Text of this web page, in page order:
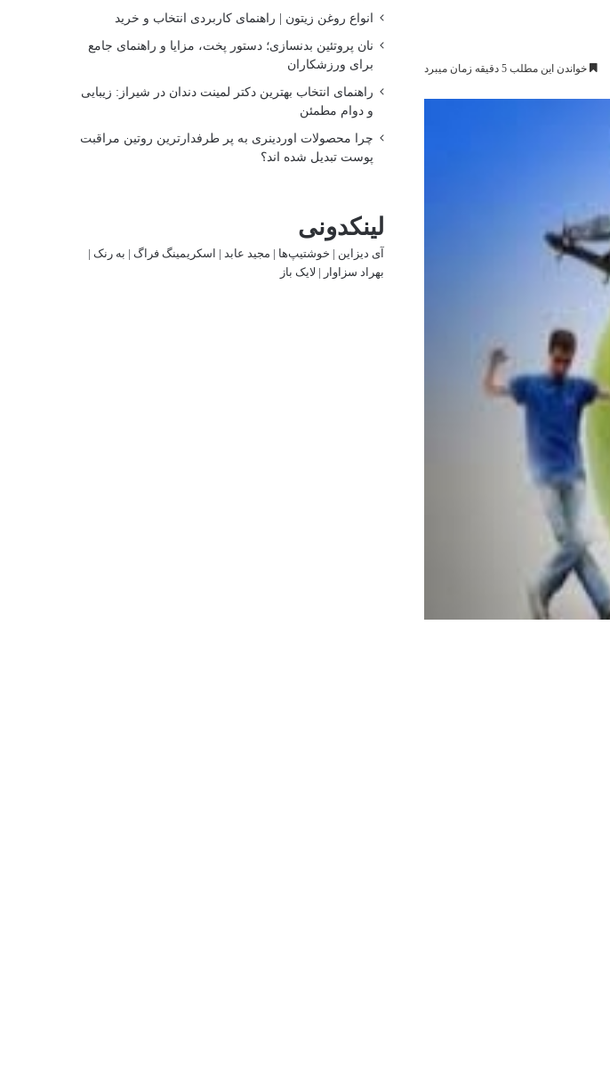
خواندن این مطلب 5 دقیقه زمان میبرد
انواع روغن زیتون | راهنمای کاربردی انتخاب و خرید
نان پروتئین بدنسازی؛ دستور پخت، مزایا و راهنمای جامع
برای ورزشکاران
راهنمای انتخاب بهترین دکتر لمینت دندان در شیراز: زیبایی
و دوام مطمئن
چرا محصولات اوردینری به پر طرفدارترین روتین مراقبت
پوست تبدیل شده اند؟
لینکدونی
آی دیزاین | خوشتیپ‌ها | مجید عابد | اسکریمینگ فراگ | به رنک |
بهراد سزاوار | لایک باز